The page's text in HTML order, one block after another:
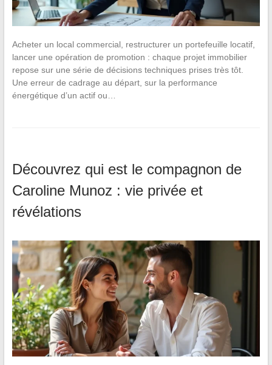
Acheter un local commercial, restructurer un portefeuille locatif,
lancer une opération de promotion : chaque projet immobilier
repose sur une série de décisions techniques prises très tôt.
Une erreur de cadrage au départ, sur la performance
énergétique d’un actif ou…
Découvrez qui est le compagnon de
Caroline Munoz : vie privée et
révélations